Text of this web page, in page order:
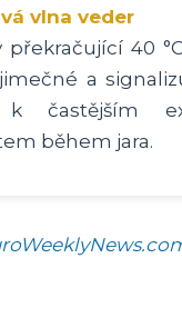
vlna veder
překračující 40
a
častějším
během jara.